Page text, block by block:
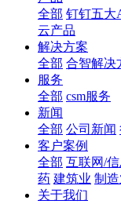
全部 钉钉五大
云产品
解决方案
全部 合智解决
服务
全部 csm服务
新闻
全部 公司新闻
客户案例
全部 互联网/
药 建筑业 制
关于我们